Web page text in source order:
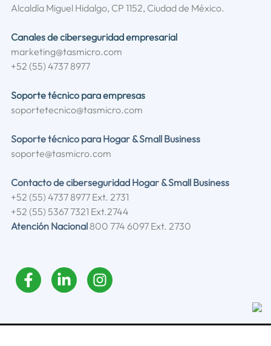
Alcaldía Miguel Hidalgo, CP 1152, Ciudad de México.
Canales de ciberseguridad empresarial
marketing@tasmicro.com
+52 (55) 4737 8977
Soporte técnico para empresas
soportetecnico@tasmicro.com
Soporte técnico para Hogar & Small Business
soporte@tasmicro.com
Contacto de ciberseguridad Hogar & Small Business
+52 (55) 4737 8977 Ext. 2731
+52 (55) 5367 7321 Ext.2744
Atención Nacional800 774 6097 Ext. 2730